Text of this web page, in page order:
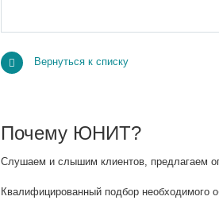
Вернуться к списку
Почему ЮНИТ?
Слушаем и слышим клиентов, предлагаем
Квалифицированный подбор необходимого